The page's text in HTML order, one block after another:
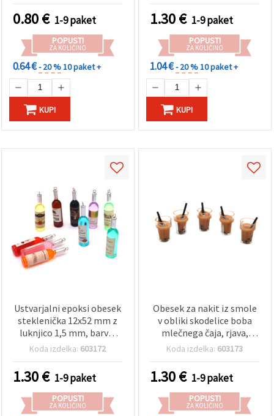
0.80€ 1-9 paket
POPUSTI
ZA KOLIČINO
0.64 €- 20 %10 paket +
KUPI
1.30€ 1-9 paket
POPUSTI
ZA KOLIČINO
1.04 €- 20 %10 paket +
KUPI
Ustvarjalni epoksi obesek
steklenička 12x52 mm z
luknjico 1,5 mm, barvni
miks (mešano) – 5 kosov –
za ključe in dekorativne
DIY hobi projekte (hobby
craft)
Koda izdelka: 603172
1.30€ 1-9 paket
POPUSTI
ZA KOLIČINO
Obesek za nakit iz smole
v obliki skodelice boba
mlečnega čaja, rjava,
13×23 mm, luknja 1 mm –
Koda izdelka: 603173
1.30€ 1-9 paket
POPUSTI
ZA KOLIČINO